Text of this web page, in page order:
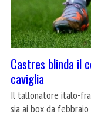
Castres blinda il
caviglia
Il tallonatore italo-
sia ai box da febbraio